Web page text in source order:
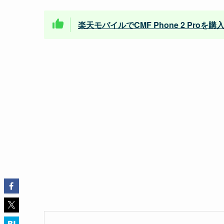
楽天モバイルでCMF Phone 2 Proを購